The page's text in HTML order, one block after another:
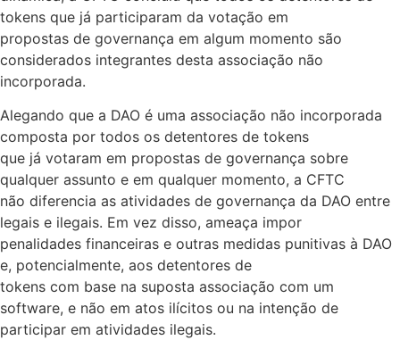
tokens que já participaram da votação em
propostas de governança em algum momento são
considerados integrantes desta associação não
incorporada.
Alegando que a DAO é uma associação não incorporada
composta por todos os detentores de tokens
que já votaram em propostas de governança sobre
qualquer assunto e em qualquer momento, a CFTC
não diferencia as atividades de governança da DAO entre
legais e ilegais. Em vez disso, ameaça impor
penalidades financeiras e outras medidas punitivas à DAO
e, potencialmente, aos detentores de
tokens com base na suposta associação com um
software, e não em atos ilícitos ou na intenção de
participar em atividades ilegais.